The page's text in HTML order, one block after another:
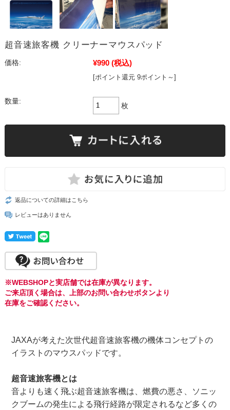
超音速旅客機 クリーナーマウスパッド
価格: ¥990 (税込)
[ポイント還元 9ポイント～]
数量:
枚
返品についての詳細はこちら
レビューはありません
※WEBSHOPと実店舗では在庫が異なります。
ご来店頂く場合は、上部のお問い合わせボタンより
在庫をご確認ください。
JAXAが考えた次世代超音速旅客機の機体コンセプトの
イラストのマウスパッドです。
超音速旅客機とは
音よりも速く飛ぶ超音速旅客機は、燃費の悪さ、ソニッ
クブームの発生による飛行経路が限定されるなど多くの